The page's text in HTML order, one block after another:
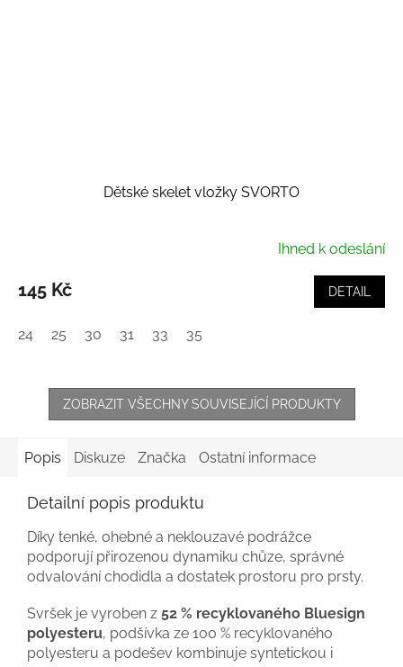
Dětské skelet vložky SVORTO
Ihned k odeslání
145 Kč DETAIL
24 25 30 31 33 35
ZOBRAZIT VŠECHNY SOUVISEJÍCÍ PRODUKTY
Popis Diskuze Značka Ostatní informace
Detailní popis produktu
Díky tenké, ohebné a neklouzavé podrážce
podporují přirozenou dynamiku chůze, správné
odvalování chodidla a dostatek prostoru pro prsty.
Svršek je vyroben z 52 % recyklovaného Bluesign
polyesteru, podšívka ze 100 % recyklovaného
polyesteru a podešev kombinuje syntetickou i